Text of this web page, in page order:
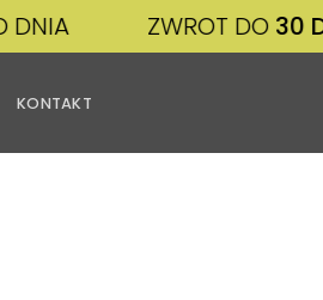
ZWROT DO30 DNI
KONTAKT